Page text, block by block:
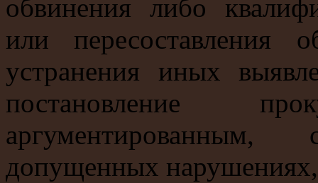
обвинения либо
или пересоставления
устранения иных
постановление
допущенных